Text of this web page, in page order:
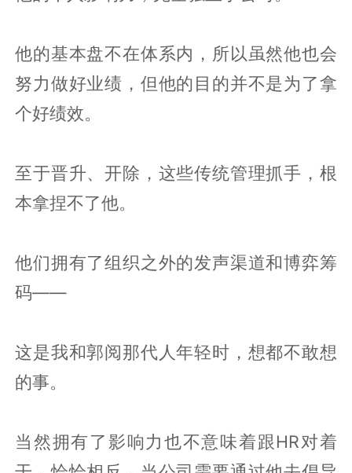
他的基本盘不在体系内，所以虽然他也会
努力做好业绩，但他的目的并不是为了拿
个好绩效。
至于晋升、开除，这些传统管理抓手，根
本拿捏不了他。
他们拥有了组织之外的发声渠道和博弈筹
码——
这是我和郭阅那代人年轻时，想都不敢想
的事。
当然拥有了影响力也不意味着跟HR对着